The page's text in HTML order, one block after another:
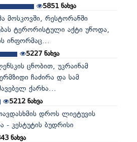
5851 ნახვა
მოსკოვში, რესტორანში
ტერორისტული აქტი უწოდა,
ინფორმაც...
5227ნახვა
ცნობით, უკრაინამ
ჩაძირა და სამ
ქარხა...
5212ნახვა
დროს ლიეტუვის
- კესტუტის ბუდრისი
ნახვა